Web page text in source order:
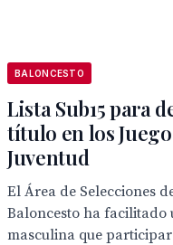
BALONCESTO
Lista Sub15 para
título en los
Juventud
El Área de Selecciones
Baloncesto ha facilitado
masculina que